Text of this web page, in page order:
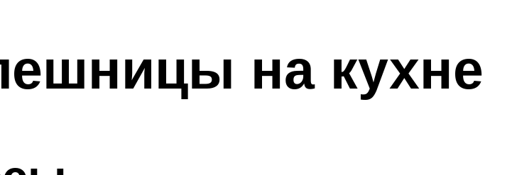
на кухне